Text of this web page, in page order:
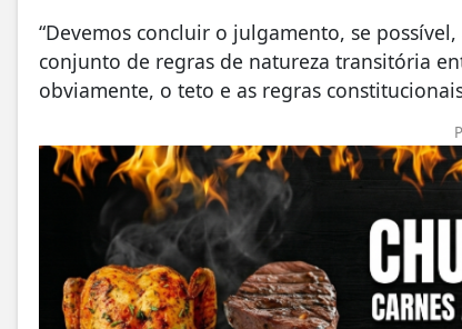
“Devemos concluir o julgamento, se
conjunto de regras de natureza transitória
obviamente, o teto e as regras